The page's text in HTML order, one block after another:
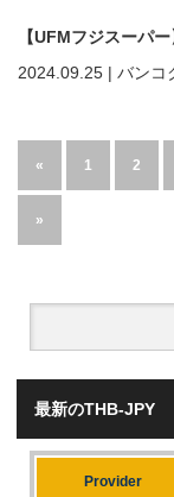
【UFMフジスーパ
2024.09.25 | バンコ
« 1 2
»
最新のTHB-JPY